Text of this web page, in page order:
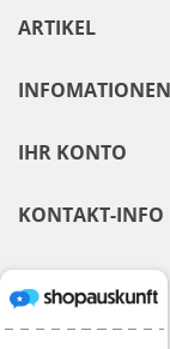
ARTIKEL
INFOMATIONEN
IHR KONTO
KONTAKT-INFO